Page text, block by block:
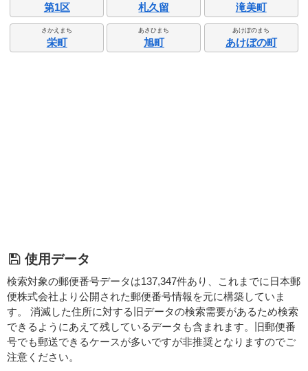
第1区 札久留 滝美町
さかえまち
栄町
あさひまち
旭町
あけぼのまち
あけぼの町
使用データ
検索対象の郵便番号データは137,347件あり、これまでに日本郵
便株式会社より公開された郵便番号情報を元に構築していま
す。 消滅した住所に対する旧データの検索需要があるため検索
できるようにあえて残しているデータも含まれます。旧郵便番
号でも郵送できるケースが多いですが非推奨となりますのでご
注意ください。